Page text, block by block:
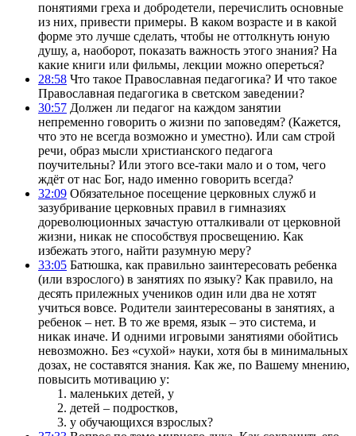
понятиями греха и добродетели, перечислить основные
из них, привести примеры. В каком возрасте и в какой
форме это лучше сделать, чтобы не оттолкнуть юную
душу, а, наоборот, показать важность этого знания? На
какие книги или фильмы, лекции можно опереться?
28:58 Что такое Православная педагогика? И что такое
Православная педагогика в светском заведении?
30:57 Должен ли педагог на каждом занятии
непременно говорить о жизни по заповедям? (Кажется,
что это не всегда возможно и уместно). Или сам строй
речи, образ мысли христианского педагога
поучительны? Или этого все-таки мало и о том, чего
ждёт от нас Бог, надо именно говорить всегда?
32:09 Обязательное посещение церковных служб и
зазубривание церковных правил в гимназиях
дореволюционных зачастую отталкивали от церковной
жизни, никак не способствуя просвещению. Как
избежать этого, найти разумную меру?
33:05 Батюшка, как правильно заинтересовать ребенка
(или взрослого) в занятиях по языку? Как правило, на
десять прилежных учеников один или два не хотят
учиться вовсе. Родители заинтересованы в занятиях, а
ребенок – нет. В то же время, язык – это система, и
никак иначе. И одними игровыми занятиями обойтись
невозможно. Без «сухой» науки, хотя бы в минимальных
дозах, не составятся знания. Как же, по Вашему мнению,
повысить мотивацию у:
маленьких детей, у
детей – подростков,
у обучающихся взрослых?